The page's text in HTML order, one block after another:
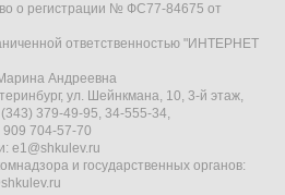
о регистрации № ФС77-84675 от
ответственностью "ИНТЕРНЕТ
Андреевна
ул. Шейнкмана, 10, 3-й этаж,
379-49-95, 34-555-34,
909 704-57-70
e1@shkulev.ru
и государственных органов: